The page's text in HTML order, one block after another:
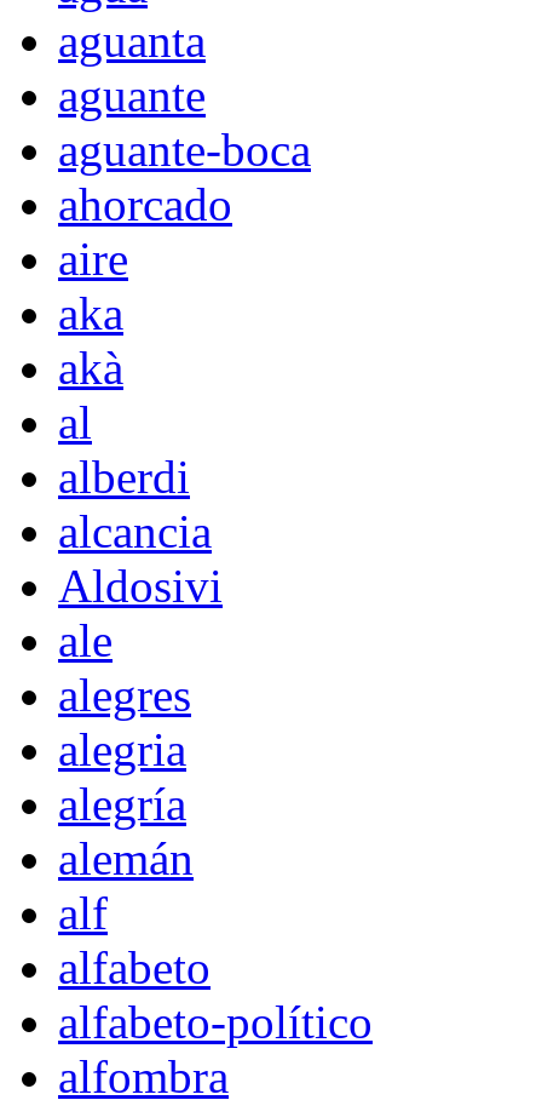
aguanta
aguante
aguante-boca
ahorcado
aire
aka
akà
al
alberdi
alcancia
Aldosivi
ale
alegres
alegria
alegría
alemán
alf
alfabeto
alfabeto-político
alfombra